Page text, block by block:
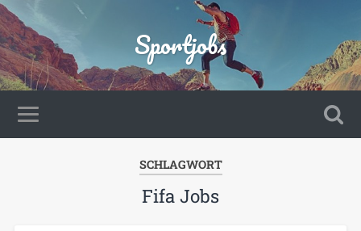
Sportjobs
SCHLAGWORT
Fifa Jobs